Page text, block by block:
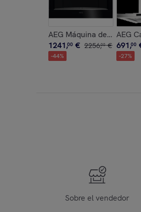
AEG Máquina de café
1241,00 € 2256,00 €
-44%
AEG
691,00
-27%
Sobre el vendedor